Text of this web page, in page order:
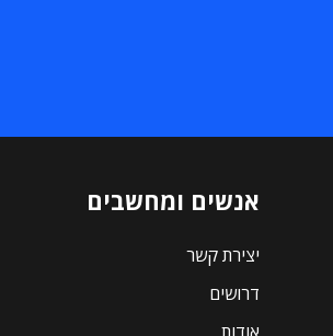
אנשים ומחשבים
יצירת קשר
דרושים